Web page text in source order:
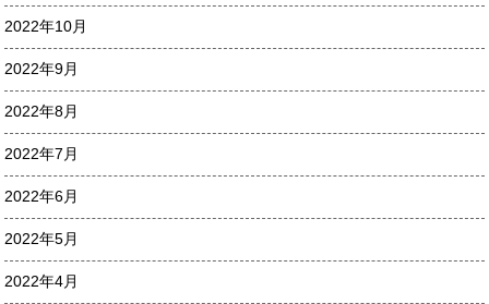
2022年10月
2022年9月
2022年8月
2022年7月
2022年6月
2022年5月
2022年4月